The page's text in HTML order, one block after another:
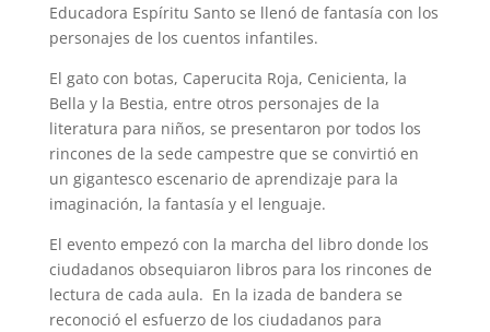
Educadora Espíritu Santo se llenó de fantasía con los
personajes de los cuentos infantiles.
El gato con botas, Caperucita Roja, Cenicienta, la
Bella y la Bestia, entre otros personajes de la
literatura para niños, se presentaron por todos los
rincones de la sede campestre que se convirtió en
un gigantesco escenario de aprendizaje para la
imaginación, la fantasía y el lenguaje.
El evento empezó con la marcha del libro donde los
ciudadanos obsequiaron libros para los rincones de
lectura de cada aula. En la izada de bandera se
reconoció el esfuerzo de los ciudadanos para